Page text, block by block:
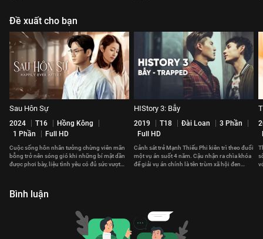
Đề xuất cho bạn
Sau Hôn Sự
2024 T16
Hồng Kông
1 Phần
Full HD
Cuộc sống hôn nhân tưởng chừng viên mãn
bỗng trở nên sóng gió khi những bí mật dần
được phơi bày, liệu tình yêu có đủ sức vượt
HIStory 3: Bẫy
2019 T18 Đài Loan
3 Phần
Full HD
Cảnh sát trẻ Mạnh Thiếu Phi kiên trì theo đuổi
một vụ án suốt 4 năm. Cậu nhận ra chìa khóa
để giải vụ án chính là tên trùm xã hội đen
Bình luận